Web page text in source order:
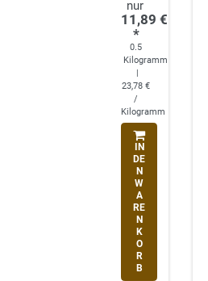
11,89 €
*
0.5
Kilogramm
23,78 €
/
Kilogramm
IN
DE
N
W
A
RE
N
K
O
R
B